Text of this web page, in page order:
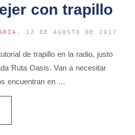
con trapillo
, 12 DE AGOSTO DE 2017
de trapillo en la radio, justo
Ruta Oasis. Van a necesitar
encuentran en …